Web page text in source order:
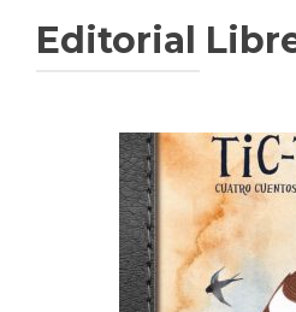
Editorial